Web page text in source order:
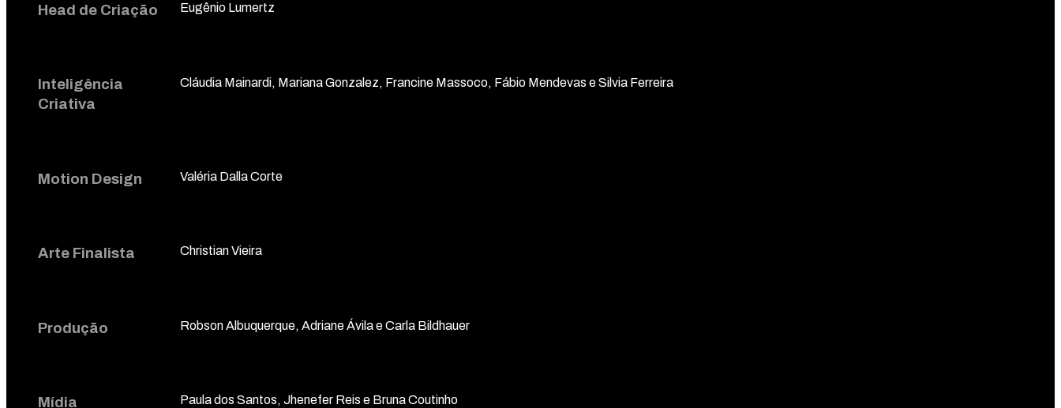
Head de Criação Eugênio Lumertz
Inteligência
Criativa
Cláudia Mainardi, Mariana Gonzalez, Francine Massoco, Fábio Mendevas e Silvia Ferreira
Motion Design Valéria Dalla Corte
Arte Finalista Christian Vieira
Produção Robson Albuquerque, Adriane Ávila e Carla Bildhauer
Mídia Paula dos Santos, Jhenefer Reis e Bruna Coutinho